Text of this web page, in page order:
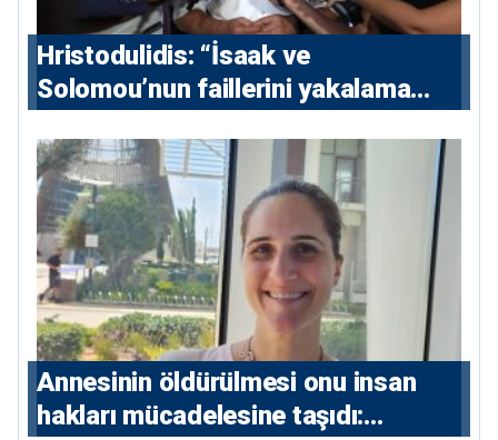
Hristodulidis: “İsaak ve
Solomou’nun faillerini yakalama
ve 5 uluslararası tutuklama emri
çıkarıldı”
Annesinin öldürülmesi onu insan
hakları mücadelesine taşıdı: